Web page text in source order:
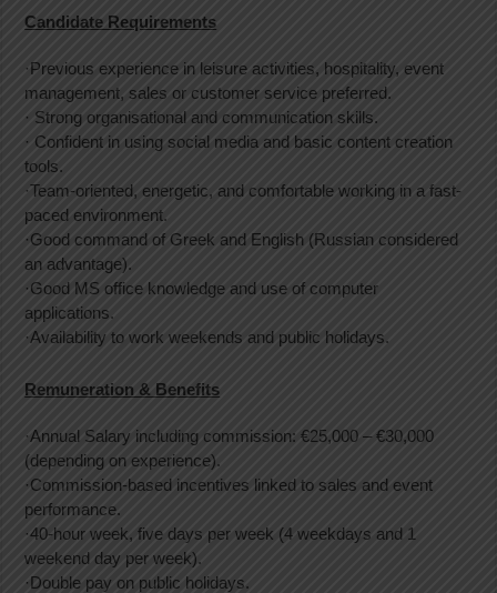
Candidate Requirements
·Previous experience in leisure activities, hospitality, event
management, sales or customer service preferred.
· Strong organisational and communication skills.
· Confident in using social media and basic content creation
tools.
·Team-oriented, energetic, and comfortable working in a fast-
paced environment.
·Good command of Greek and English (Russian considered
an advantage).
·Good MS office knowledge and use of computer
applications.
·Availability to work weekends and public holidays.
Remuneration & Benefits
·Annual Salary including commission: €25,000 – €30,000
(depending on experience).
·Commission-based incentives linked to sales and event
performance.
·40-hour week, five days per week (4 weekdays and 1
weekend day per week).
·Double pay on public holidays.